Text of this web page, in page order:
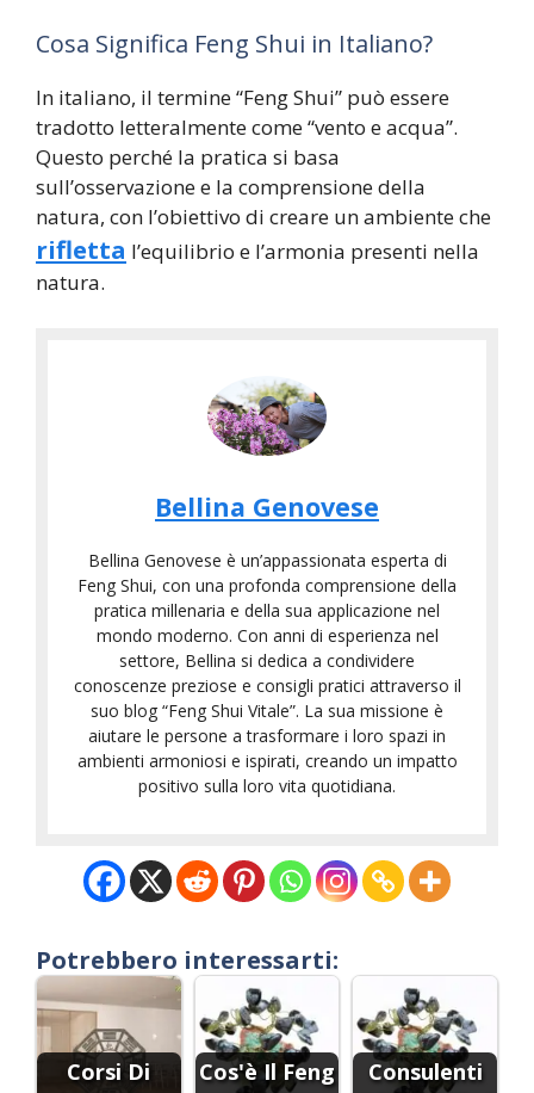
Cosa Significa Feng Shui in Italiano?
In italiano, il termine “Feng Shui” può essere
tradotto letteralmente come “vento e acqua”.
Questo perché la pratica si basa
sull’osservazione e la comprensione della
natura, con l’obiettivo di creare un ambiente che
rifletta l’equilibrio e l’armonia presenti nella
natura.
Bellina Genovese
Bellina Genovese è un’appassionata esperta di
Feng Shui, con una profonda comprensione della
pratica millenaria e della sua applicazione nel
mondo moderno. Con anni di esperienza nel
settore, Bellina si dedica a condividere
conoscenze preziose e consigli pratici attraverso il
suo blog “Feng Shui Vitale”. La sua missione è
aiutare le persone a trasformare i loro spazi in
ambienti armoniosi e ispirati, creando un impatto
positivo sulla loro vita quotidiana.
Potrebbero interessarti:
Corsi Di
Cos'è Il Feng
Consulenti